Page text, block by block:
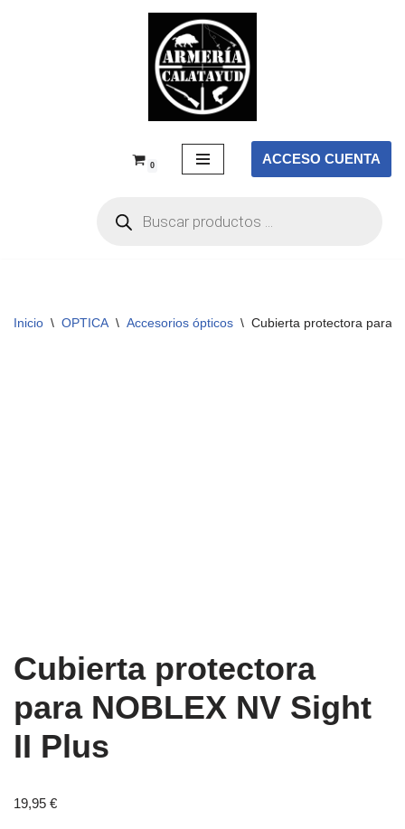
0 ACCESO CUENTA
Inicio \ OPTICA \ Accesorios ópticos \ Cubierta protectora para
Cubierta protectora
para NOBLEX NV Sight
II Plus
19,95 €